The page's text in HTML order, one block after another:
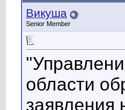
Викуша
Senior Member
области
заявления